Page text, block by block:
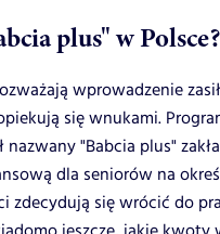
plus" w Polsce?
wprowadzenie
się wnukami.
"Babcia plus"
dla seniorów na
zdecydują się wrócić do